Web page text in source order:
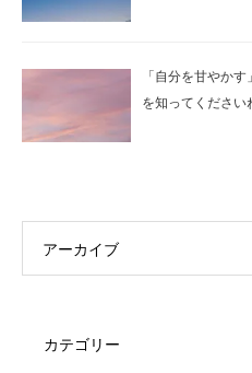
「自分を甘やか
を知ってください
アーカイブ
カテゴリー